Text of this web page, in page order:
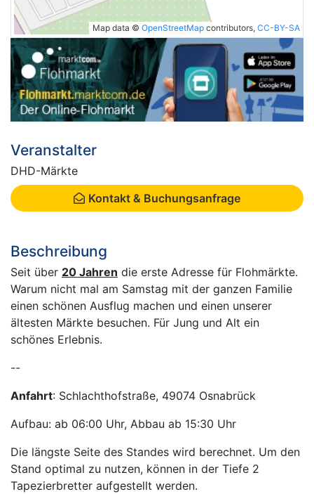
Map data © OpenStreetMap contributors, CC-BY-SA
Veranstalter
DHD-Märkte
Kontakt & Buchungsanfrage
Beschreibung
Seit über 20 Jahren die erste Adresse für Flohmärkte.
Warum nicht mal am Samstag mit der ganzen Familie
einen schönen Ausflug machen und einen unserer
ältesten Märkte besuchen. Für Jung und Alt ein
schönes Erlebnis.
--
Anfahrt: Schlachthofstraße, 49074 Osnabrück
Aufbau: ab 06:00 Uhr, Abbau ab 15:30 Uhr
Die längste Seite des Standes wird berechnet. Um den
Stand optimal zu nutzen, können in der Tiefe 2
Tapezierbretter aufgestellt werden.